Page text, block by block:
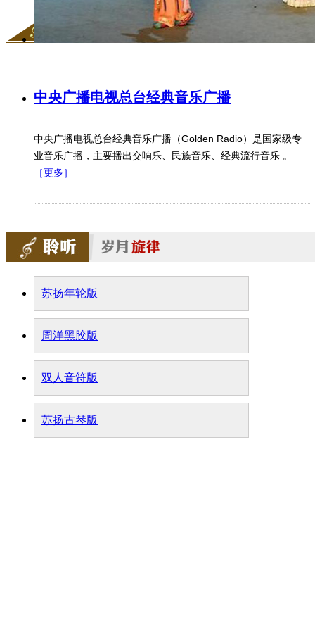
大型民族器乐剧《玄奘西行》在京首演
中央广播电视总台经典音乐广播
中央广播电视总台经典音乐广播（Golden Radio）是国家级专
业音乐广播，主要播出交响乐、民族音乐、经典流行音乐 。
［更多］
苏扬年轮版
周洋黑胶版
双人音符版
苏扬古琴版